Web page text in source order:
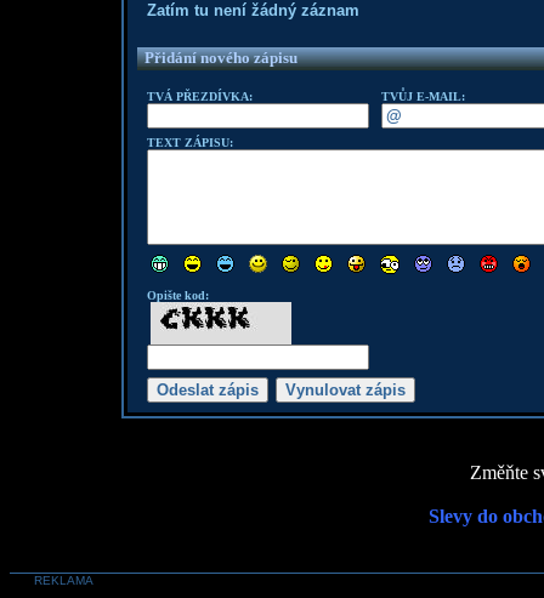
Zatím tu není žádný záznam
Přidání nového zápisu
TVÁ PŘEZDÍVKA: TVŮJ E-MAIL:
TEXT ZÁPISU:
Opište kod:
Změňte
Slevy do
REKLAMA